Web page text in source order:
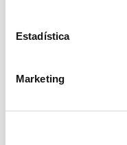
Estadística
Marketing
Accent Social
al monasterio
crear vínculos y
mayores